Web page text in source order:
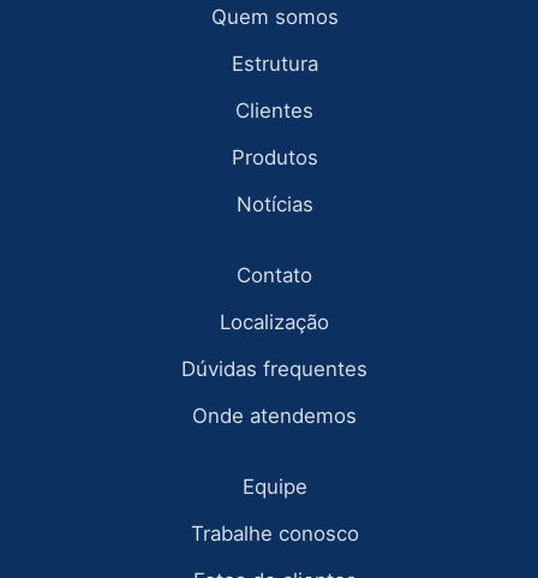
Quem somos
Estrutura
Clientes
Produtos
Notícias
Contato
Localização
Dúvidas frequentes
Onde atendemos
Equipe
Trabalhe conosco